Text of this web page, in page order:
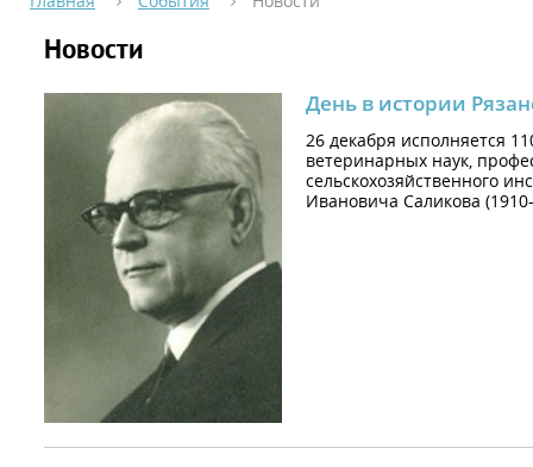
Новости
День в истории
26 декабря исполняется
ветеринарных наук,
сельскохозяйственного
Ивановича Саликова